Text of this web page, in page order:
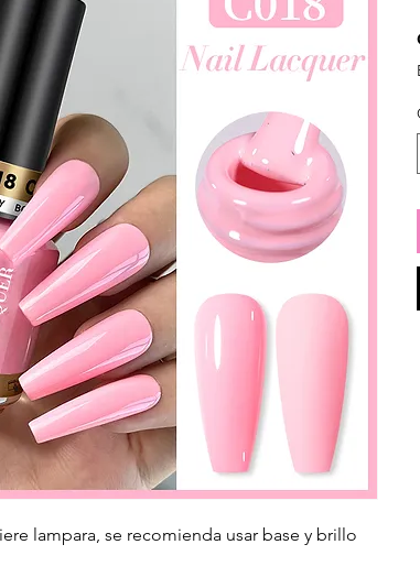
lampara, se recomienda usar base y brillo